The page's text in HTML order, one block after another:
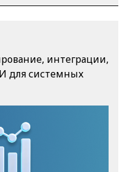
интеграции,
для системных